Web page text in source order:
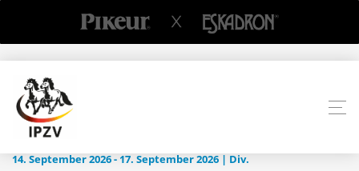
14. September 2026 - 17. September 2026 | Div.